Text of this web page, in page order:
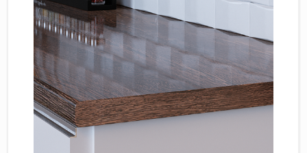
Декоры обоев под мебель